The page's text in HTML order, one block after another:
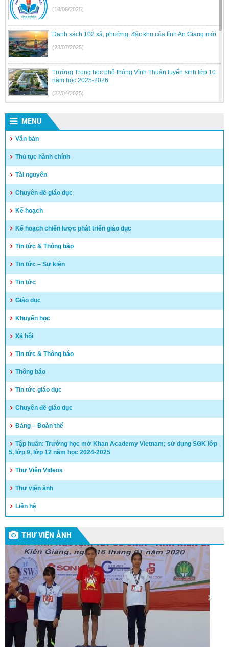
(18/08/2025)
Danh sách 102 xã, phường, đặc khu của tỉnh An Giang mới
(23/07/2025)
Trường Trung học phổ thông Vĩnh Thuận tuyển sinh lớp 10
năm học 2025-2026
(22/04/2025)
địa bàn tỉnh Kiên Giang
(17/04/2025)
Hướng dẫn tuyển sinh vào lớp 10 trung học phổ thông và
trung học phổ thông chuyên năm học 2025-2026
Kết quả kỳ tuyển dụng viên chức năm 2024 – huyện Vĩnh
Thuận
MENU
Văn bản
Thủ tục hành chính
Tài nguyên
Chuyên đề giáo dục
Kế hoạch
Kế hoạch chiến lược phát triển giáo dục
Tin tức & Thông báo
Tin tức – Sự kiện
Tin tức
Giáo dục
Khuyến học
Xã hội
Tin tức & Thông báo
Thông báo
Tin tức giáo dục
Chuyên đề giáo dục
Đảng – Đoàn thể
Tập huấn: Trường học mở Khan Academy Vietnam; sử dụng SGK lớp
5, lớp 9, lớp 12 năm học 2024-2025
Thư Viện Videos
Thư viện ảnh
Liên hệ
THƯ VIỆN ẢNH